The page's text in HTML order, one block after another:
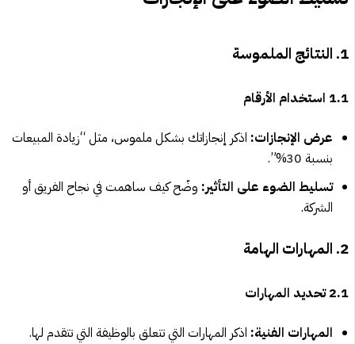
1. النتائج الملموسة
1.1 استخدام الأرقام
عرض الإنجازات: اذكر إنجازاتك بشكل ملموس، مثل “زيادة المبيعات
بنسبة 30%”.
تسليط الضوء على التأثير: وضّح كيف ساهمت في نجاح الفريق أو
الشركة.
2. المهارات الهامة
2.1 تحديد المهارات
المهارات الفنية: اذكر المهارات التي تتعلق بالوظيفة التي تتقدم لها.